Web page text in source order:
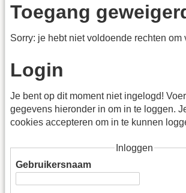
Toegang
Sorry: je hebt niet voldoende rechten om
Login
Je bent op dit moment niet ingelogd!
gegevens hieronder in om in te loggen.
cookies accepteren om in te kunnen
Inloggen
Gebruikersnaam